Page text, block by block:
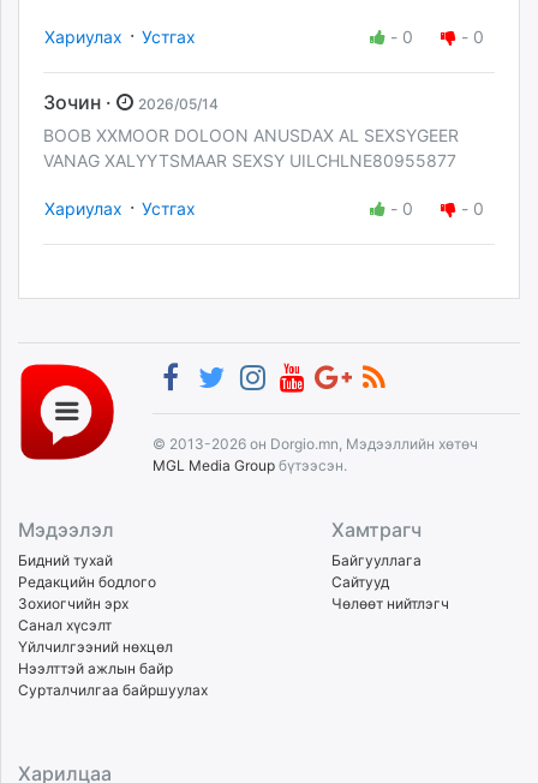
Хариулах · Устгах - 0 - 0
Зочин · 2026/05/14
BOOB XXMOOR DOLOON ANUSDAX AL SEXSYGEER
VANAG XALYYTSMAAR SEXSY UILCHLNE80955877
Хариулах · Устгах - 0 - 0
© 2013-2026 он Dorgio.mn, Мэдээллийн хөтөч
MGL Media Group бүтээсэн.
Мэдээлэл
Бидний тухай
Редакцийн бодлого
Зохиогчийн эрх
Санал хүсэлт
Үйлчилгээний нөхцөл
Нээлттэй ажлын байр
Сурталчилгаа байршуулах
Хамтрагч
Байгууллага
Сайтууд
Чөлөөт нийтлэгч
Харилцаа